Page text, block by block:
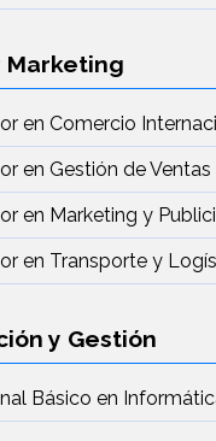
en Comercio
en Gestión de
en Marketing y
en Transporte y
y Gestión
Básico en